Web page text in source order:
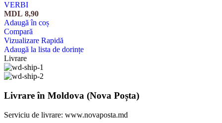
VERBI
MDL 8,90
Adaugă în coș
Compară
Vizualizare Rapidă
Adaugă la lista de dorințe
Livrare
Livrare în Moldova (Nova Poșta)
Serviciu de livrare: www.novaposta.md